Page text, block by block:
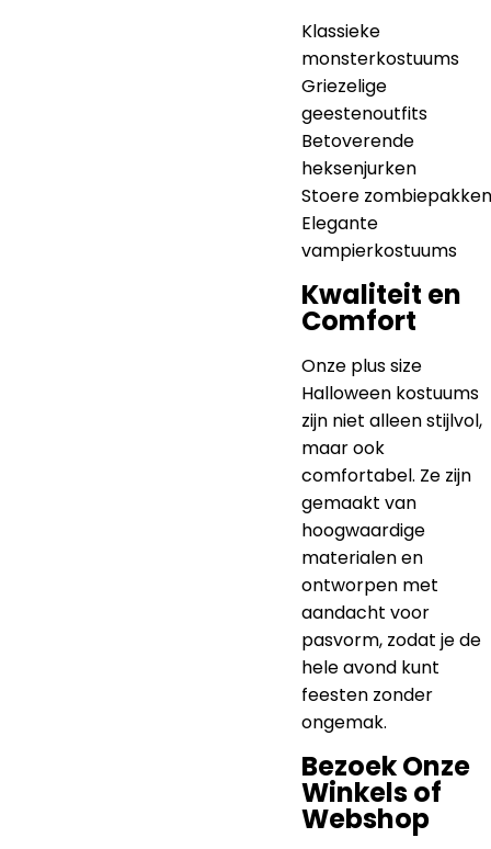
Klassieke
monsterkostuums
Griezelige
geestenoutfits
Betoverende
heksenjurken
Stoere zombiepakken
Elegante
vampierkostuums
Kwaliteit en
Comfort
Onze plus size
Halloween kostuums
zijn niet alleen stijlvol,
maar ook
comfortabel. Ze zijn
gemaakt van
hoogwaardige
materialen en
ontworpen met
aandacht voor
pasvorm, zodat je de
hele avond kunt
feesten zonder
ongemak.
Bezoek Onze
Winkels of
Webshop